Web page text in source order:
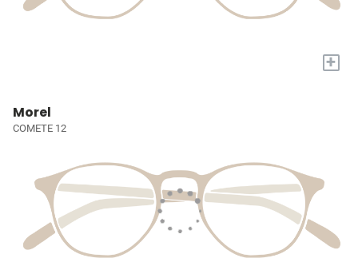
+
Morel
COMETE 12